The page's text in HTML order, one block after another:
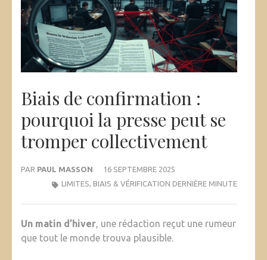
Biais de confirmation :
pourquoi la presse peut se
tromper collectivement
PAR PAUL MASSON
16 SEPTEMBRE 2025
LIMITES, BIAIS & VÉRIFICATION DERNIÈRE MINUTE
Un matin d’hiver , une rédaction reçut une rumeur
que tout le monde trouva plausible.